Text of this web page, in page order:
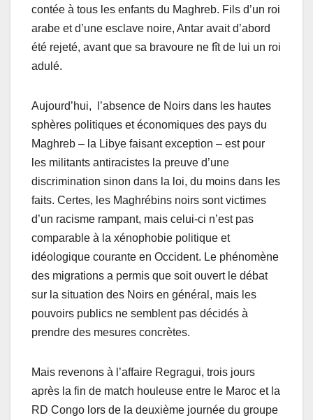
contée à tous les enfants du Maghreb. Fils d’un roi
arabe et d’une esclave noire, Antar avait d’abord
été rejeté, avant que sa bravoure ne fît de lui un roi
adulé.
Aujourd’hui, l’absence de Noirs dans les hautes
sphères politiques et économiques des pays du
Maghreb – la Libye faisant exception – est pour
les militants antiracistes la preuve d’une
discrimination sinon dans la loi, du moins dans les
faits. Certes, les Maghrébins noirs sont victimes
d’un racisme rampant, mais celui-ci n’est pas
comparable à la xénophobie politique et
idéologique courante en Occident. Le phénomène
des migrations a permis que soit ouvert le débat
sur la situation des Noirs en général, mais les
pouvoirs publics ne semblent pas décidés à
prendre des mesures concrètes.
Mais revenons à l’affaire Regragui, trois jours
après la fin de match houleuse entre le Maroc et la
RD Congo lors de la deuxième journée du groupe